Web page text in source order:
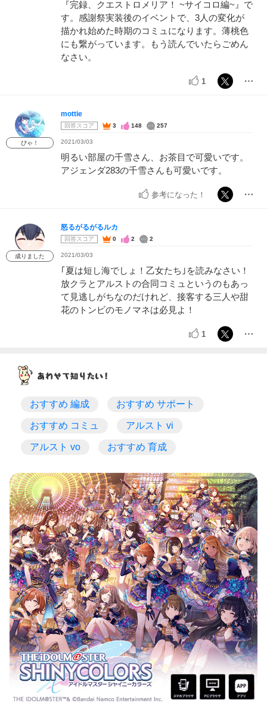
『完録、クエストロメリア！ ~サイコロ編~』で
す。感謝祭実装後のイベントで、3人の変化が
描かれ始めた時期のコミュになります。薄桃色
にも繋がっています。もう読んでいたらごめん
なさい。
1
ぴゃ！
mottie
回答スコア 3 148 257
2021/03/03
明るい部屋の千雪さん、お茶目で可愛いです。
アジェンダ283の千雪さんも可愛いです。
参考になった！
成りました
怒るがるがるルカ
回答スコア 0 2 2
2021/03/03
｢夏は短し海でしょ！乙女たち｣を読みなさい！
放クラとアルストの合同コミュというのもあっ
て見逃しがちなのだけれど、接客する三人や甜
花のトンビのモノマネは必見よ！
1
おすすめ 編成 おすすめ サポート
おすすめ コミュ アルスト vi
アルスト vo おすすめ 育成